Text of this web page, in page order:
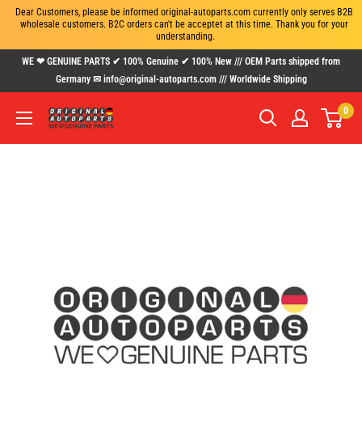
Dear Customers, please be informed original-autoparts.com currently only serves B2B
wholesale customers. B2C orders can't be acceptet at this time. Thank you for your
understanding.
WE ❤ GENUINE PARTS ✔ 100% Genuine ✔ 100% New /// OEM Parts shipped from
Germany ✉ info@original-autoparts.com /// Worldwide Shipping
www.original-
0